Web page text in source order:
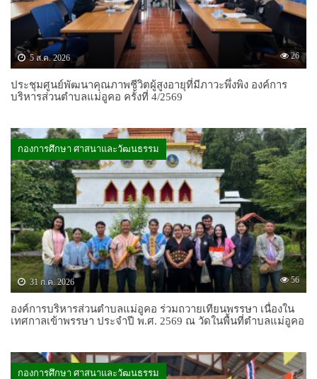
5 ส.ค. 2026 26
ประชุมศูนย์พัฒนาคุณภาพชีวิตผู้สูงอายุที่มีภาวะพึ่งพิง องค์การ
บริหารส่วนตำบลแม่อูคอ ครั้งที่ 4/2569
กองการศึกษา ศาสนาและวัฒนธรรม
31 ก.ค. 2026 56
องค์การบริหารส่วนตำบลแม่อูคอ ร่วมถวายเทียนพรรษา เนื่องใน
เทศกาลเข้าพรรษา ประจำปี พ.ศ. 2569 ณ วัดในพื้นที่ตำบลแม่อูคอ
กองการศึกษา ศาสนาและวัฒนธรรม